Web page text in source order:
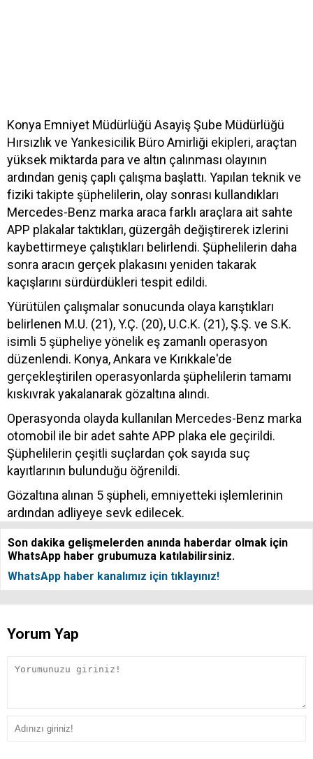
Konya Emniyet Müdürlüğü Asayiş Şube Müdürlüğü
Hırsızlık ve Yankesicilik Büro Amirliği ekipleri, araçtan
yüksek miktarda para ve altın çalınması olayının
ardından geniş çaplı çalışma başlattı. Yapılan teknik ve
fiziki takipte şüphelilerin, olay sonrası kullandıkları
Mercedes-Benz marka araca farklı araçlara ait sahte
APP plakalar taktıkları, güzergâh değiştirerek izlerini
kaybettirmeye çalıştıkları belirlendi. Şüphelilerin daha
sonra aracın gerçek plakasını yeniden takarak
kaçışlarını sürdürdükleri tespit edildi.
Yürütülen çalışmalar sonucunda olaya karıştıkları
belirlenen M.U. (21), Y.Ç. (20), U.C.K. (21), Ş.Ş. ve S.K.
isimli 5 şüpheliye yönelik eş zamanlı operasyon
düzenlendi. Konya, Ankara ve Kırıkkale'de
gerçekleştirilen operasyonlarda şüphelilerin tamamı
kıskıvrak yakalanarak gözaltına alındı.
Operasyonda olayda kullanılan Mercedes-Benz marka
otomobil ile bir adet sahte APP plaka ele geçirildi.
Şüphelilerin çeşitli suçlardan çok sayıda suç
kayıtlarının bulunduğu öğrenildi.
Gözaltına alınan 5 şüpheli, emniyetteki işlemlerinin
ardından adliyeye sevk edilecek.
Son dakika gelişmelerden anında haberdar olmak için
WhatsApp haber grubumuza katılabilirsiniz.
WhatsApp haber kanalımız için tıklayınız!
Yorum Yap